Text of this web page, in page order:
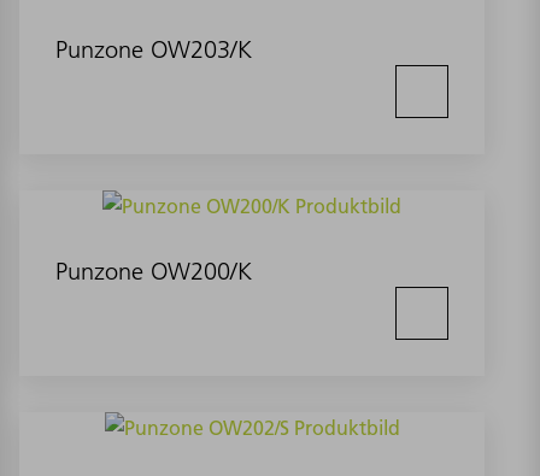
Punzone OW203/K
Punzone OW200/K